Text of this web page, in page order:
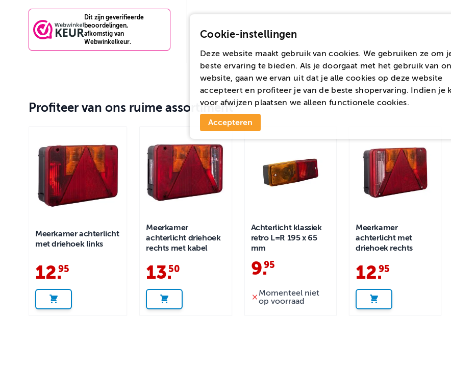
Dit zijn geverifieerde
beoordelingen,
afkomstig van
Webwinkelkeur.
Profiteer van ons ruime assortiment
Meerkamer achterlicht
met driehoek links
12.
95
Meerkamer
achterlicht driehoek
rechts met kabel
13.
50
Achterlicht klassiek
retro L=R 195 x 65
mm
9.
95
Momenteel niet
op voorraad
Meerkamer
achterlicht met
driehoek rechts
12.
95
Cookie-instellingen
Deze website maakt gebruik van cookies. We gebruiken ze om
beste ervaring te bieden. Als je doorgaat met het gebruik van
website, gaan we ervan uit dat je alle cookies op deze website
accepteert en profiteer je van de beste shopervaring. Indien je
voor afwijzen plaatsen we alleen functionele cookies.
Accepteren